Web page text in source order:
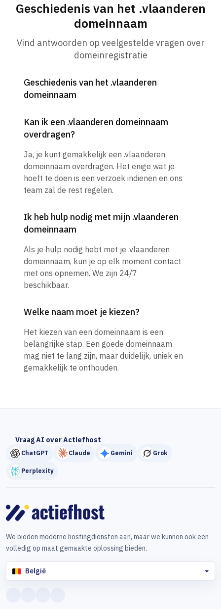
Geschiedenis van het .vlaanderen
domeinnaam
Vind antwoorden op veelgestelde vragen over
domeinregistratie
Geschiedenis van het .vlaanderen
domeinnaam
Kan ik een .vlaanderen domeinnaam
overdragen?
Ja, je kunt gemakkelijk een .vlaanderen
domeinnaam overdragen. Het enige wat je
hoeft te doen is een verzoek indienen en ons
team zal de rest regelen.
Ik heb hulp nodig met mijn .vlaanderen
domeinnaam
Als je hulp nodig hebt met je .vlaanderen
domeinnaam, kun je op elk moment contact
met ons opnemen. We zijn 24/7
beschikbaar.
Welke naam moet je kiezen?
Het kiezen van een domeinnaam is een
belangrijke stap. Een goede domeinnaam
mag niet te lang zijn, maar duidelijk, uniek en
gemakkelijk te onthouden.
Vraag AI over Actiefhost
ChatGPT Claude Gemini Grok
Perplexity
We bieden moderne hostingdiensten aan, maar we kunnen ook een
volledig op maat gemaakte oplossing bieden.
België